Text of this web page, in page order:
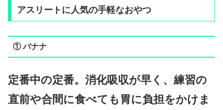
アスリートに人気の手軽なおやつ
① バナナ
定番中の定番。消化吸収が早く、練習の
直前や合間に食べても胃に負担をかけま